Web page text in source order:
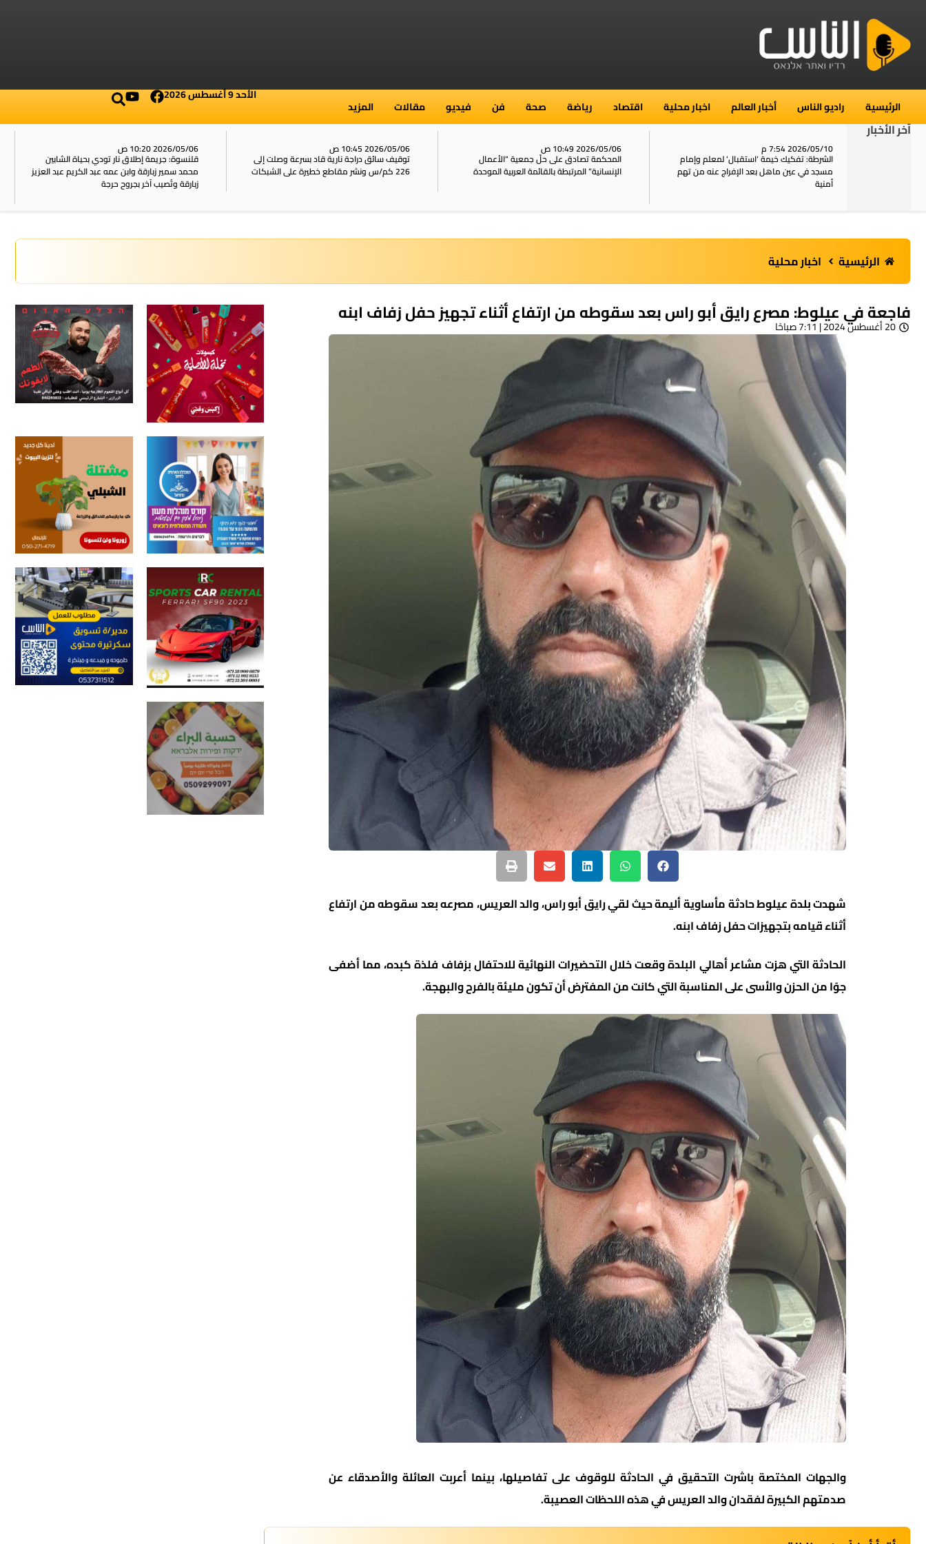
الرئيسية راديو الناس أخبار العالم اخبار محلية اقتصاد رياضة صحة فن فيديو مقالات المزيد
الأحد 9 أغسطس 2026
آخر الأخبار
2026/05/10 7:54 م
الشرطة: تفكيك خيمة ‘استقبال‘ لمعلم وإمام
مسجد في عين ماهل بعد الإفراج عنه من تهم
أمنية
2026/05/06 10:49 ص
المحكمة تصادق على حلّ جمعية “الأعمال
الإنسانية” المرتبطة بالقائمة العربية الموحدة
2026/05/06 10:45 ص
توقيف سائق دراجة نارية قاد بسرعة وصلت إلى
226 كم/س ونشر مقاطع خطيرة على الشبكات
2026/05/06 10:20 ص
قلنسوة: جريمة إطلاق نار تودي بحياة الشابين
محمد سمير زبارقة وابن عمه عبد الكريم عبد العزيز
زبارقة وتُصيب آخر بجروح حرجة
الرئيسية اخبار محلية
فاجعة في عيلوط: مصرع رايق أبو راس بعد سقوطه من ارتفاع أثناء تجهيز حفل زفاف ابنه
20 أغسطس 2024 | 7:11 صباحًا
شهدت بلدة عيلوط حادثة مأساوية أليمة حيث لقي رايق أبو راس، والد العريس، مصرعه بعد سقوطه من ارتفاع
أثناء قيامه بتجهيزات حفل زفاف ابنه.
الحادثة التي هزت مشاعر أهالي البلدة وقعت خلال التحضيرات النهائية للاحتفال بزفاف فلذة كبده، مما أضفى
جوًا من الحزن والأسى على المناسبة التي كانت من المفترض أن تكون مليئة بالفرح والبهجة.
والجهات المختصة باشرت التحقيق في الحادثة للوقوف على تفاصيلها، بينما أعربت العائلة والأصدقاء عن
صدمتهم الكبيرة لفقدان والد العريس في هذه اللحظات العصيبة.